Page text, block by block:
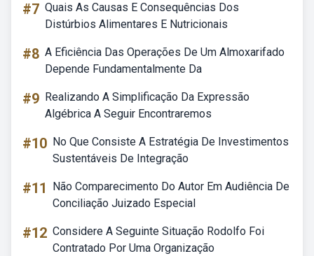
#7 Quais As Causas E Consequências Dos
Distúrbios Alimentares E Nutricionais
#8 A Eficiência Das Operações De Um Almoxarifado
Depende Fundamentalmente Da
#9 Realizando A Simplificação Da Expressão
Algébrica A Seguir Encontraremos
#10 No Que Consiste A Estratégia De Investimentos
Sustentáveis De Integração
#11
Não Comparecimento Do Autor Em Audiência De
Conciliação Juizado Especial
#12 Considere A Seguinte Situação Rodolfo Foi
Contratado Por Uma Organização